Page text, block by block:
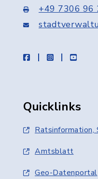
+49 7306 96
facebookinstagram
Quicklinks
Ratsinformation,
Amtsblatt
Geo-Datenportal